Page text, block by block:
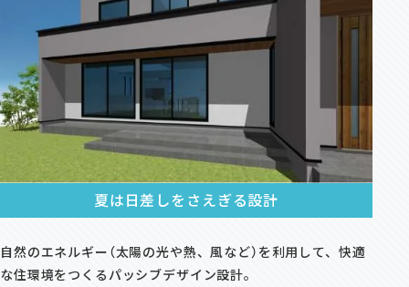
夏は日差しをさえぎる設計
自然のエネルギー（太陽の光や熱、風など）を利用して、快適
な住環境をつくるパッシブデザイン設計。